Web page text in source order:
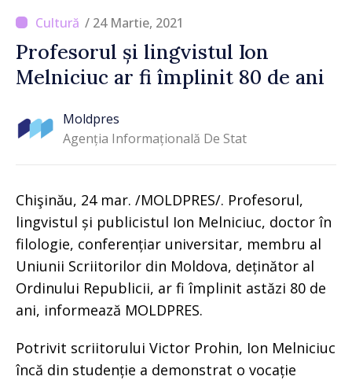
/ 24 Martie, 2021
Profesorul și lingvistul Ion
Melniciuc ar fi împlinit 80 de ani
Moldpres
Agenția Informațională De Stat
Chişinău, 24 mar. /MOLDPRES/. Profesorul,
lingvistul și publicistul Ion Melniciuc, doctor în
filologie, conferențiar universitar, membru al
Uniunii Scriitorilor din Moldova, deținător al
Ordinului Republicii, ar fi împlinit astăzi 80 de
ani, informează MOLDPRES.
Potrivit scriitorului Victor Prohin, Ion Melniciuc
încă din studenție a demonstrat o vocație